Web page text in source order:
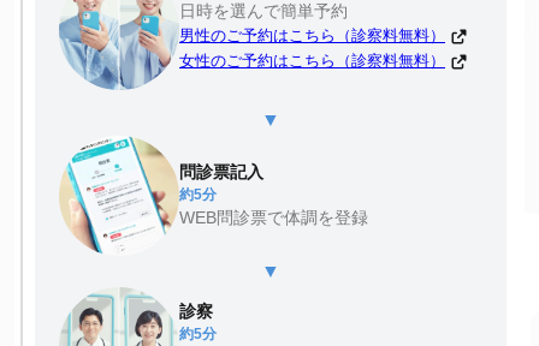
日時を選んで簡単予約
男性のご予約はこちら（診察料無料）
女性のご予約はこちら（診察料無料）
▼
問診票記入
約5分
WEB問診票で体調を登録
▼
診察
約5分